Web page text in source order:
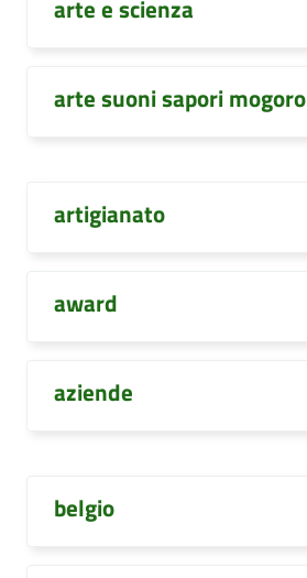
arte e scienza
arte suoni sapori mogoro
artigianato
award
aziende
belgio